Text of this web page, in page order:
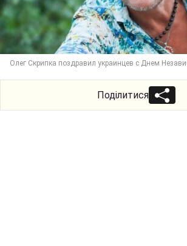
Олег Скрипка поздравил украинцев с Днем
Поділитися